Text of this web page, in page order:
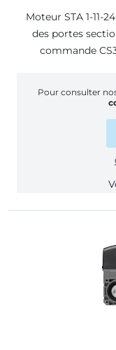
Moteur STA 1-11-
des portes
commande
Pour consulter